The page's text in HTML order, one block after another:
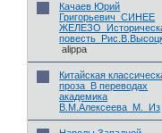
Качаев Юрий
Григорьевич_СИНЕЕ
alippa
Китайская
проза_В переводах
академика
В.М.Алексеева_М._Из